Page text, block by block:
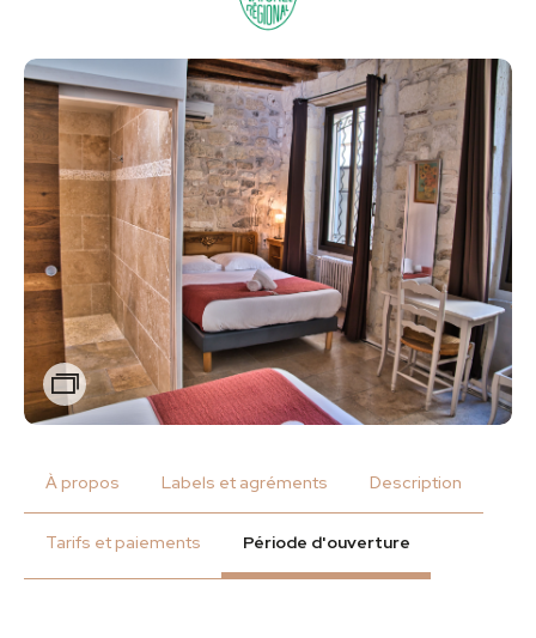
Zoom
À propos Labels et agréments Description
Tarifs et paiements Période d'ouverture